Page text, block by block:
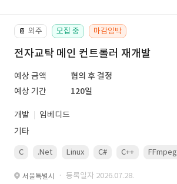
📔 외주 모집 중 마감임박
전자교탁 메인 컨트롤러 재개발
예상 금액
협의 후 결정
예상 기간
120일
개발
임베디드
기타
C .Net Linux C# C++ FFmpeg
서울특별시 · 등록일자 2026.07.28.